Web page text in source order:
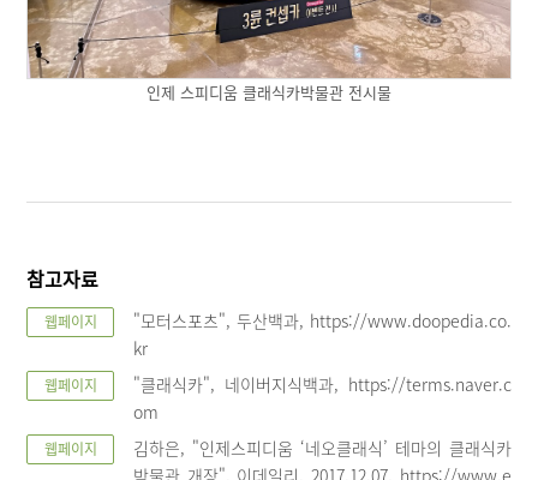
인제 스피디움 클래식카박물관 전시물
참고자료
웹페이지
"모터스포츠", 두산백과, https://www.doopedia.co.
kr
웹페이지
"클래식카", 네이버지식백과, https://terms.naver.c
om
웹페이지
김하은, "인제스피디움 ‘네오클래식’ 테마의 클래식카